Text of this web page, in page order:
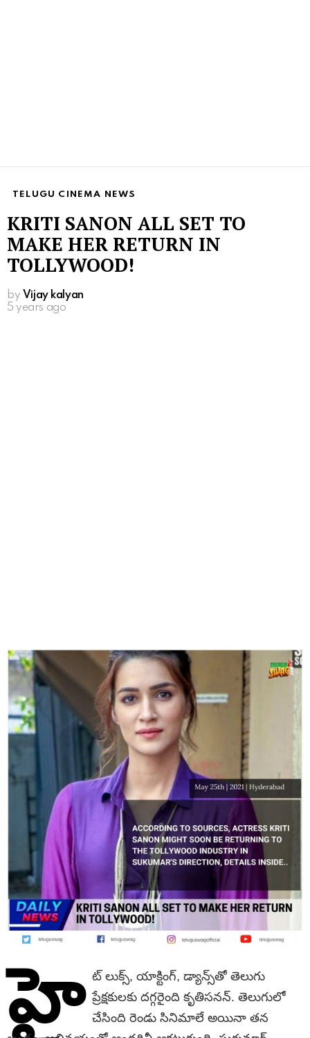
TELUGU CINEMA NEWS
KRITI SANON ALL SET TO
MAKE HER RETURN IN
TOLLYWOOD!
by Vijay kalyan
5 years ago
హై ట్‌ లుక్స్‌, యాక్టింగ్‌, డ్యాన్స్‌తో తెలుగు
ప్రేక్ష‌కుల‌కు ద‌గ్గ‌రైంది కృతిస‌న‌న్‌. తెలుగులో
చేసింది రెండు సినిమాలే అయినా త‌న